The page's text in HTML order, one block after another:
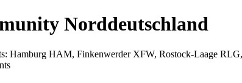
Norddeutschland
Hamburg HAM, Finkenwerder XFW, Rostock-Laage